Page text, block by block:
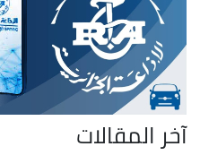
آخر المقالات